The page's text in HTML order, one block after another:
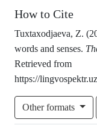
How to Cite
Tuxtaxodjaeva, Z.
words and senses.
Retrieved from
https://
Other formats